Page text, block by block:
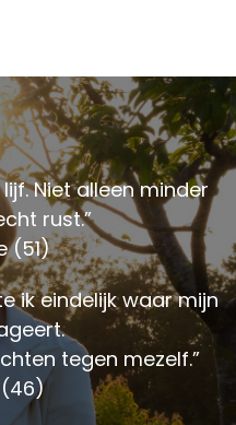
Niet alleen minder
rust.”
(51)
ik eindelijk waar mijn
tegen mezelf.”